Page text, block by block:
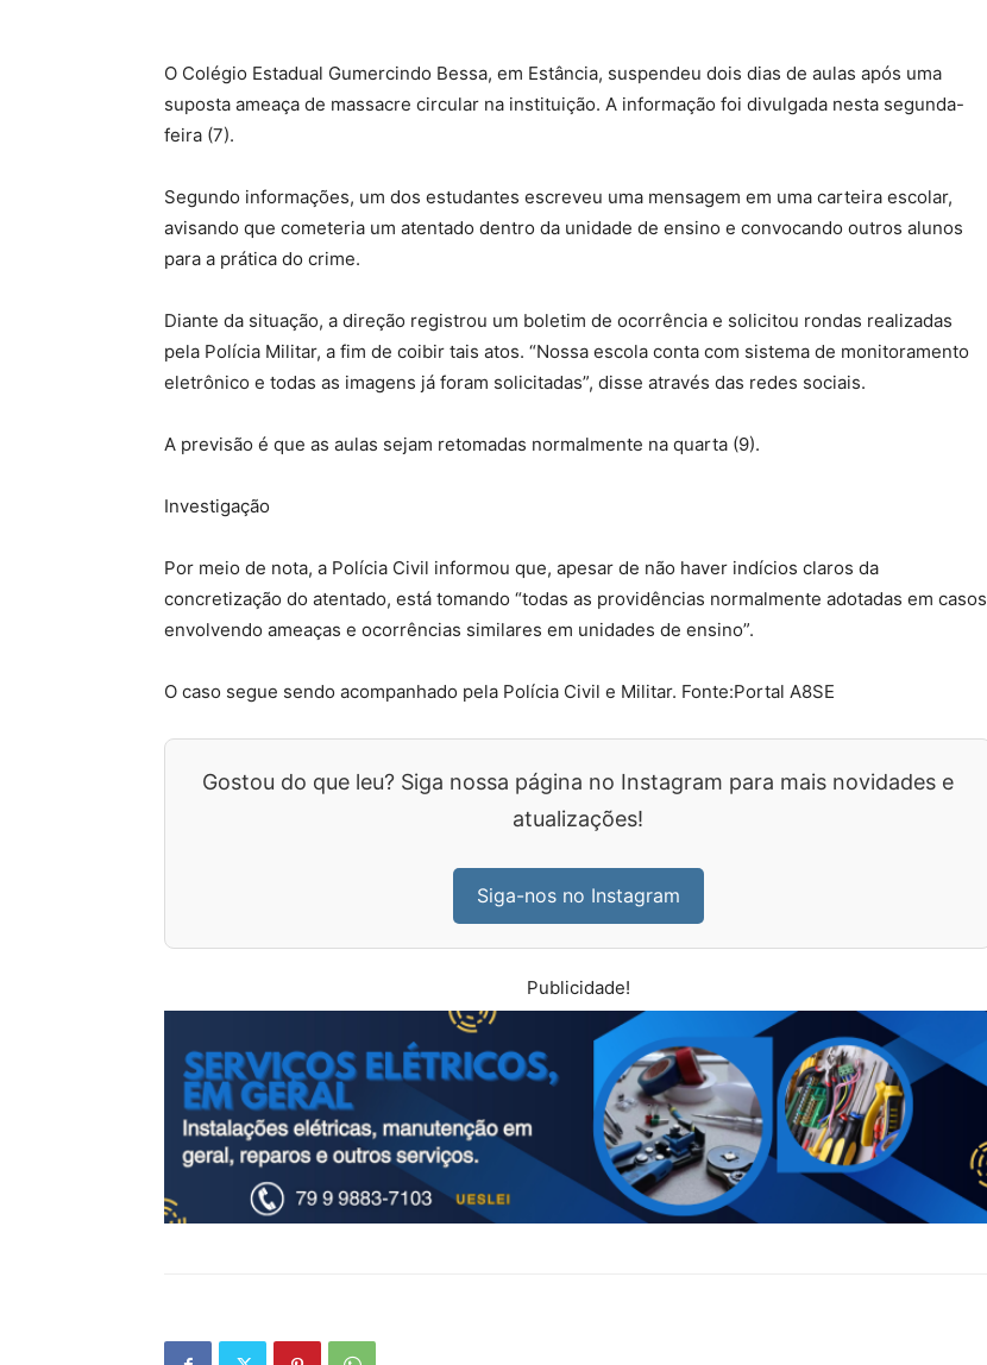
O Colégio Estadual Gumercindo Bessa, em Estância, suspendeu dois dias de aulas após uma
suposta ameaça de massacre circular na instituição. A informação foi divulgada nesta segunda-
feira (7).
Segundo informações, um dos estudantes escreveu uma mensagem em uma carteira escolar,
avisando que cometeria um atentado dentro da unidade de ensino e convocando outros alunos
para a prática do crime.
Diante da situação, a direção registrou um boletim de ocorrência e solicitou rondas realizadas
pela Polícia Militar, a fim de coibir tais atos. “Nossa escola conta com sistema de monitoramento
eletrônico e todas as imagens já foram solicitadas”, disse através das redes sociais.
A previsão é que as aulas sejam retomadas normalmente na quarta (9).
Investigação
Por meio de nota, a Polícia Civil informou que, apesar de não haver indícios claros da
concretização do atentado, está tomando “todas as providências normalmente adotadas em casos
envolvendo ameaças e ocorrências similares em unidades de ensino”.
O caso segue sendo acompanhado pela Polícia Civil e Militar. Fonte:Portal A8SE
Gostou do que leu? Siga nossa página no Instagram para mais novidades e
atualizações!
Siga-nos no Instagram
Publicidade!